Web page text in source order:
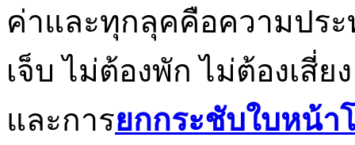
ค่าและทุกลุคคือความปร
เจ็บ ไม่ต้องพัก ไม่ต้องเสี่ย
และการยกกระชับใบหน้า